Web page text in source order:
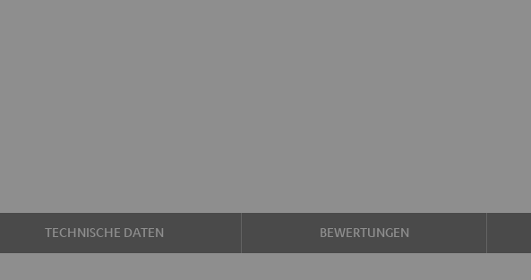
TECHNISCHE DATEN BEWERTUNGEN